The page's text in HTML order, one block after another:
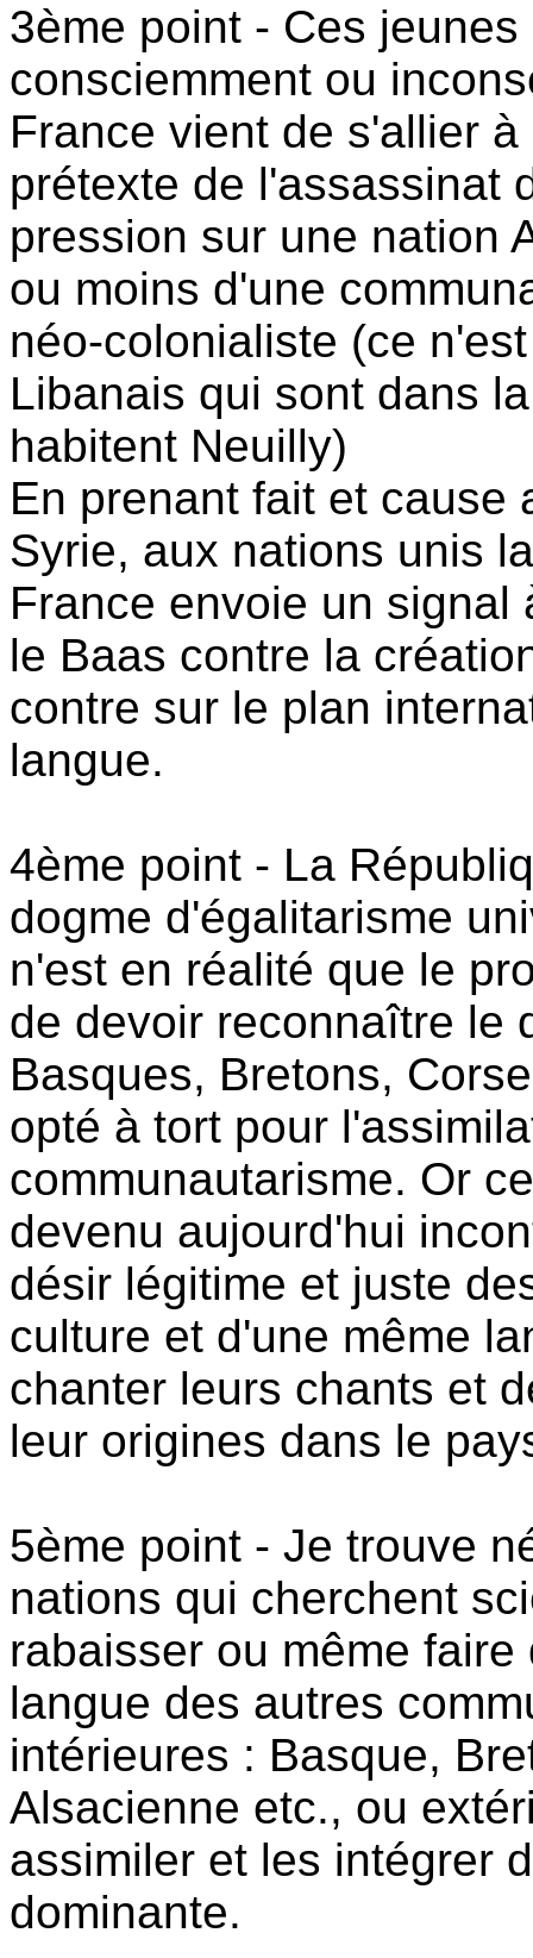
3ème point - Ces
consciemment ou
France vient de s'allier
prétexte de l'assassinat
pression sur une nation
ou moins d'une
néo-colonialiste (ce
Libanais qui sont dans
habitent Neuilly)
En prenant fait et cause
Syrie, aux nations unis
France envoie un
le Baas contre la
contre sur le plan
langue.
4ème point - La
dogme d'égalitarisme
n'est en réalité que le
de devoir reconnaître le
Basques, Bretons,
opté à tort pour
communautarisme. Or
devenu aujourd'hui
désir légitime et juste
culture et d'une même
chanter leurs chants et
leur origines dans le
5ème point - Je trouve
nations qui cherchent
rabaisser ou même
langue des autres
intérieures : Basque,
Alsacienne etc., ou
assimiler et les intégrer
dominante.